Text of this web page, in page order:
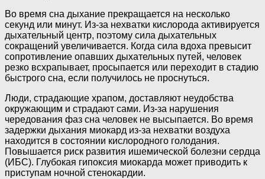
Во время сна дыхание прекращается на несколько
секунд или минут. Из-за нехватки кислорода активируется
дыхательный центр, поэтому сила дыхательных
сокращений увеличивается. Когда сила вдоха превысит
сопротивление опавших дыхательных путей, человек
резко всхрапывает, просыпается или переходит в стадию
быстрого сна, если получилось не проснуться.
Люди, страдающие храпом, доставляют неудобства
окружающим и страдают сами. Из-за нарушения
чередования фаз сна человек не высыпается. Во время
задержки дыхания миокард из-за нехватки воздуха
находится в состоянии кислородного голодания.
Повышается риск развития ишемической болезни сердца
(ИБС). Глубокая гипоксия миокарда может приводить к
приступам ночной стенокардии.